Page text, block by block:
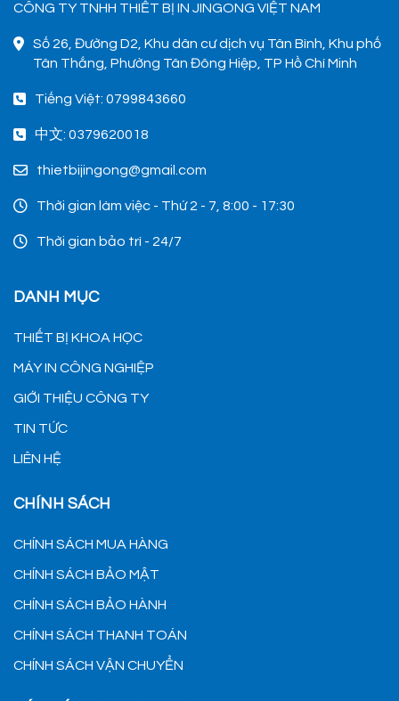
CÔNG TY TNHH THIẾT BỊ IN JINGONG VIỆT NAM
Số 26, Đường D2, Khu dân cư dịch vụ Tân Bình, Khu phố
Tân Thắng, Phường Tân Đông Hiệp, TP Hồ Chí Minh
Tiếng Việt: 0799843660
中文: 0379620018
thietbijingong@gmail.com
Thời gian làm việc - Thứ 2 - 7, 8:00 - 17:30
Thời gian bảo trì - 24/7
DANH MỤC
THIẾT BỊ KHOA HỌC
MÁY IN CÔNG NGHIỆP
GIỚI THIỆU CÔNG TY
TIN TỨC
LIÊN HỆ
CHÍNH SÁCH
CHÍNH SÁCH MUA HÀNG
CHÍNH SÁCH BẢO MẬT
CHÍNH SÁCH BẢO HÀNH
CHÍNH SÁCH THANH TOÁN
CHÍNH SÁCH VẬN CHUYỂN